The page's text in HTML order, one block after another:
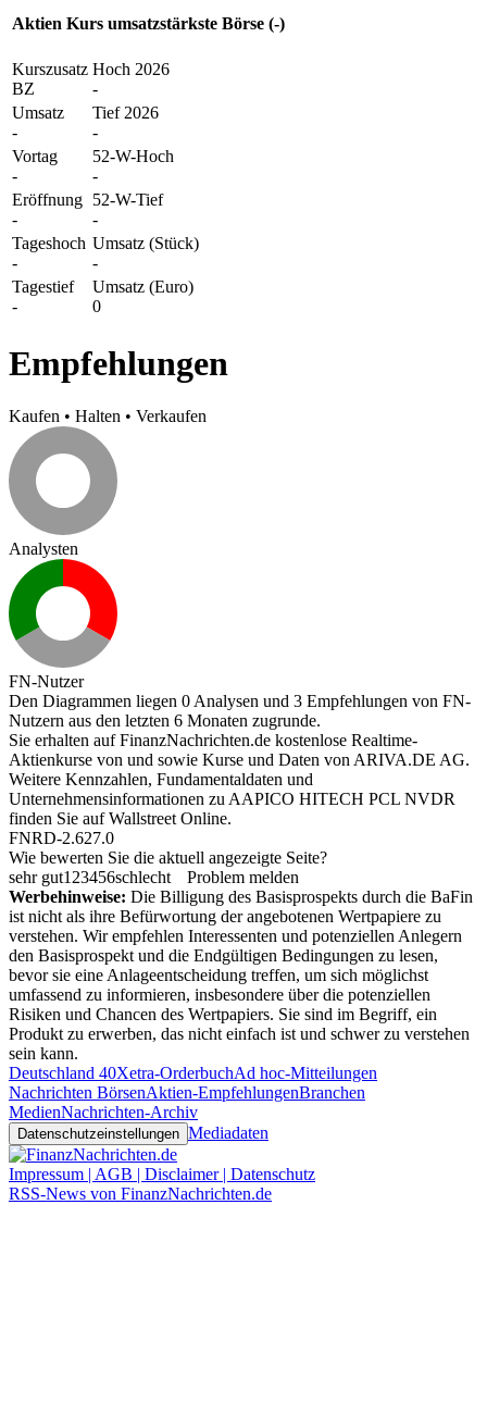
Aktien Kurs umsatzstärkste Börse (-)
Kurszusatz
BZ
Hoch 2026
-
Umsatz
-
Tief 2026
-
Vortag
-
52-W-Hoch
-
Eröffnung
-
52-W-Tief
-
Tageshoch
-
Umsatz (Stück)
-
Tagestief
-
Umsatz (Euro)
0
Empfehlungen
Kaufen • Halten • Verkaufen
Analysten
FN-Nutzer
Den Diagrammen liegen 0 Analysen und 3 Empfehlungen von FN-
Nutzern aus den letzten 6 Monaten zugrunde.
Sie erhalten auf FinanzNachrichten.de kostenlose Realtime-
Aktienkurse von und sowie Kurse und Daten von ARIVA.DE AG.
Weitere Kennzahlen, Fundamentaldaten und
Unternehmensinformationen zu AAPICO HITECH PCL NVDR
finden Sie aufWallstreet Online.
FNRD-2.627.0
Wie bewerten Sie die aktuell angezeigte Seite?
sehr gut1 23456schlecht
Problem melden
Werbehinweise: Die Billigung des Basisprospekts durch die BaFin
ist nicht als ihre Befürwortung der angebotenen Wertpapiere zu
verstehen. Wir empfehlen Interessenten und potenziellen Anlegern
den Basisprospekt und die Endgültigen Bedingungen zu lesen,
bevor sie eine Anlageentscheidung treffen, um sich möglichst
umfassend zu informieren, insbesondere über die potenziellen
Risiken und Chancen des Wertpapiers. Sie sind im Begriff, ein
Produkt zu erwerben, das nicht einfach ist und schwer zu verstehen
sein kann.
Deutschland 40Xetra-OrderbuchAd hoc-Mitteilungen
Nachrichten BörsenAktien-EmpfehlungenBranchen
MedienNachrichten-Archiv
Datenschutzeinstellungen Mediadaten
Impressum | AGB | Disclaimer | Datenschutz
RSS-News von FinanzNachrichten.de